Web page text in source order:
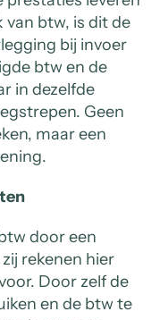
btw, is dit de
bij invoer
btw en de
in dezelfde
Geen
maar een
door een
rekenen hier
Door zelf de
en de btw te